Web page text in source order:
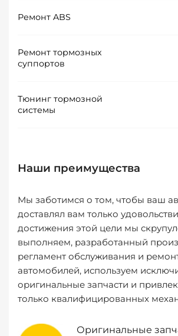
Ремонт ABS
Ремонт тормозных
суппортов
Тюнинг тормозной
системы
Наши преимущества
Мы заботимся о том, чтобы ваш
доставлял вам только
достижения этой цели мы
выполняем, разработанный
регламент обслуживания и
автомобилей, используем
оригинальные запчасти и
только квалифицированных
Оригинальные